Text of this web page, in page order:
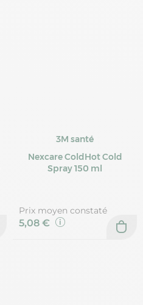
3M santé
Nexcare ColdHot Cold
Spray 150 ml
Prix moyen constaté
5,08 €